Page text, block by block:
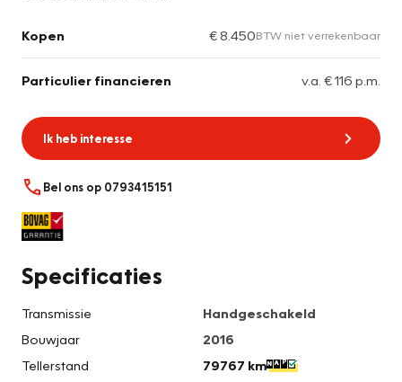
Kopen € 8.450BTW niet verrekenbaar
Particulier financieren v.a. € 116 p.m.
Ik heb interesse
Bel ons op 0793415151
Specificaties
Transmissie
Handgeschakeld
Bouwjaar
2016
Tellerstand
79767 km